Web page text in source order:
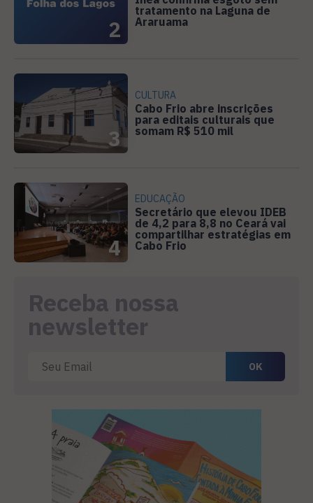
2
tratamento na Laguna de
Araruama
3
CULTURA
Cabo Frio abre inscrições
para editais culturais que
somam R$ 510 mil
4
EDUCAÇÃO
Secretário que elevou IDEB
de 4,2 para 8,8 no Ceará vai
compartilhar estratégias em
Cabo Frio
Receba nossa
newsletter